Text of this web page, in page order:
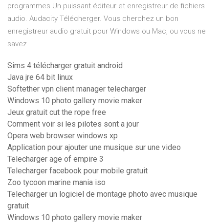
programmes Un puissant éditeur et enregistreur de fichiers
audio. Audacity Télécherger. Vous cherchez un bon
enregistreur audio gratuit pour Windows ou Mac, ou vous ne
savez
Sims 4 télécharger gratuit android
Java jre 64 bit linux
Softether vpn client manager telecharger
Windows 10 photo gallery movie maker
Jeux gratuit cut the rope free
Comment voir si les pilotes sont a jour
Opera web browser windows xp
Application pour ajouter une musique sur une video
Telecharger age of empire 3
Telecharger facebook pour mobile gratuit
Zoo tycoon marine mania iso
Telecharger un logiciel de montage photo avec musique
gratuit
Windows 10 photo gallery movie maker